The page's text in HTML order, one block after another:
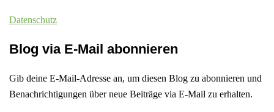
Datenschutz
Blog via E-Mail abonnieren
Gib deine E-Mail-Adresse an, um diesen Blog zu abonnieren und
Benachrichtigungen über neue Beiträge via E-Mail zu erhalten.